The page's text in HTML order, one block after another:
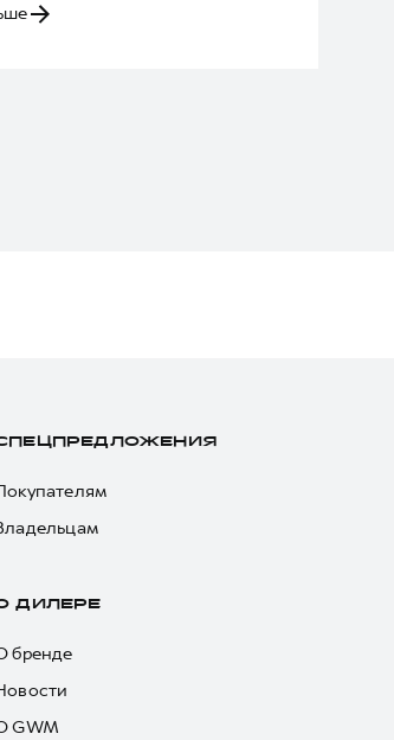
ДИЛЕРЕ
бренде
GWM